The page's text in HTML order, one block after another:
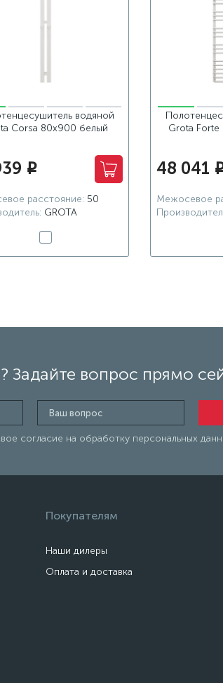
водяной
Corsa 80х900 белый
i
расстояние: 50
GROTA
Grota
48 041
Межосевое
Задайте вопрос прямо
согласие на обработку персональных
Покупателям
Наши дилеры
Оплата и доставка